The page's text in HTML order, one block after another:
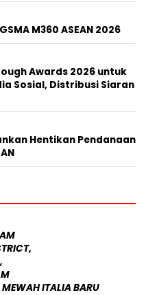
M360 ASEAN 2026
Awards 2026 untuk
Sosial, Distribusi Siaran
Hentikan Pendanaan
ITALIA BARU